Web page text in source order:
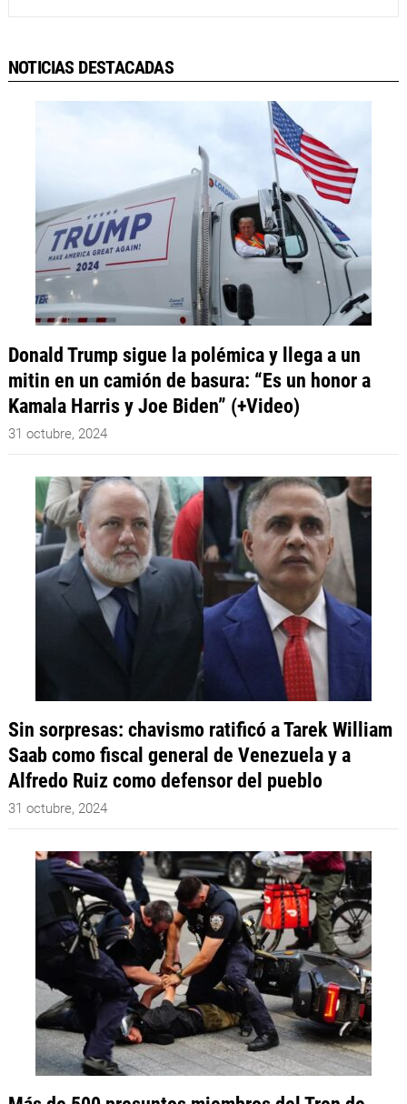
NOTICIAS DESTACADAS
Donald Trump sigue la polémica y llega a un
mitin en un camión de basura: “Es un honor a
Kamala Harris y Joe Biden” (+Video)
31 octubre, 2024
Sin sorpresas: chavismo ratificó a Tarek William
Saab como fiscal general de Venezuela y a
Alfredo Ruiz como defensor del pueblo
31 octubre, 2024